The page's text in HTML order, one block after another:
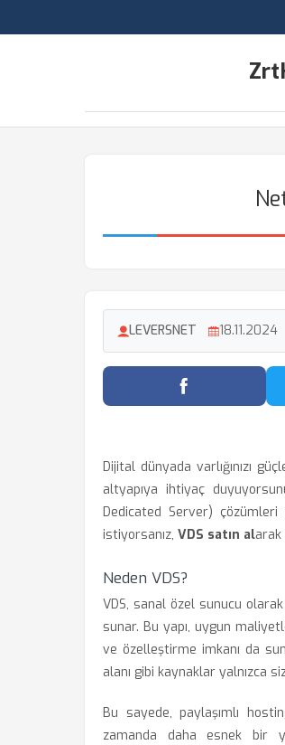
LEVERSNET 18.11.2024
Facebook'ta
Dijital dünyada varlığınızı
altyapıya ihtiyaç
Dedicated Server) çözümleri
istiyorsanız, VDS satın alarak
Neden VDS?
VDS, sanal özel sunucu
sunar. Bu yapı, uygun
ve özelleştirme imkanı da
alanı gibi kaynaklar yalnızca
Bu sayede, paylaşımlı
zamanda daha esnek bir